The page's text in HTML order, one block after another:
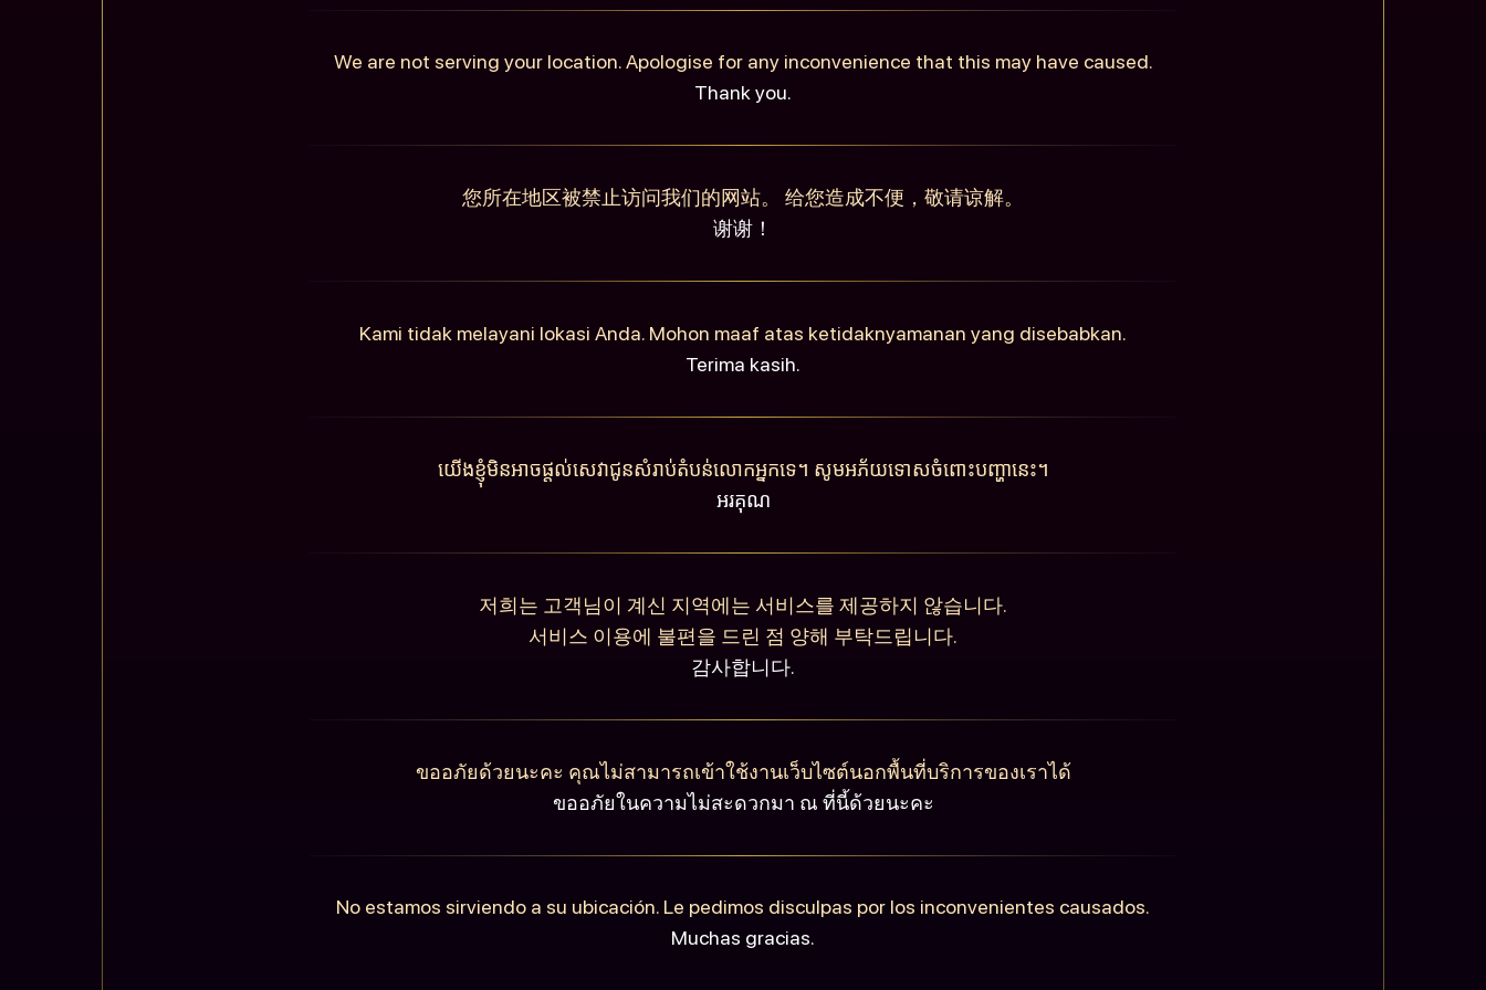
We are not serving your location. Apologise for any inconvenience that this may have caused.
Thank you.
您所在地区被禁止访问我们的网站。 给您造成不便，敬请谅解。
谢谢！
Kami tidak melayani lokasi Anda. Mohon maaf atas ketidaknyamanan yang disebabkan.
Terima kasih.
យើងខ្ញុំមិនអាចផ្តល់សេវាជូនសំរាប់តំបន់លោកអ្នកទេ។ សូមអភ័យទោសចំពោះបញ្ហានេះ។
អរគុណ
저희는 고객님이 계신 지역에는 서비스를 제공하지 않습니다.
서비스 이용에 불편을 드린 점 양해 부탁드립니다.
감사합니다.
ขออภัยด้วยนะคะ คุณไม่สามารถเข้าใช้งานเว็บไซต์นอกพื้นที่บริการของเราได้
ขออภัยในความไม่สะดวกมา ณ ที่นี้ด้วยนะคะ
No estamos sirviendo a su ubicación. Le pedimos disculpas por los inconvenientes causados.
Muchas gracias.